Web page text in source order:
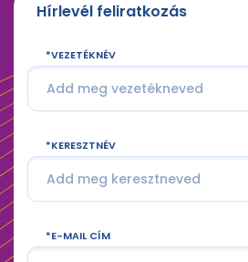
Hírlevél feliratkozás
VEZETÉKNÉV
KERESZTNÉV
E-MAIL CÍM